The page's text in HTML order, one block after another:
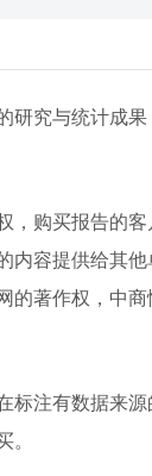
究与统计成果
，购买报告的
内容提供给其
的著作权，中
标注有数据来
。